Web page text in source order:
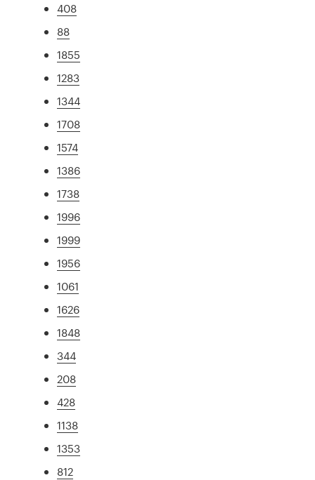
408
88
1855
1283
1344
1708
1574
1386
1738
1996
1999
1956
1061
1626
1848
344
208
428
1138
1353
812